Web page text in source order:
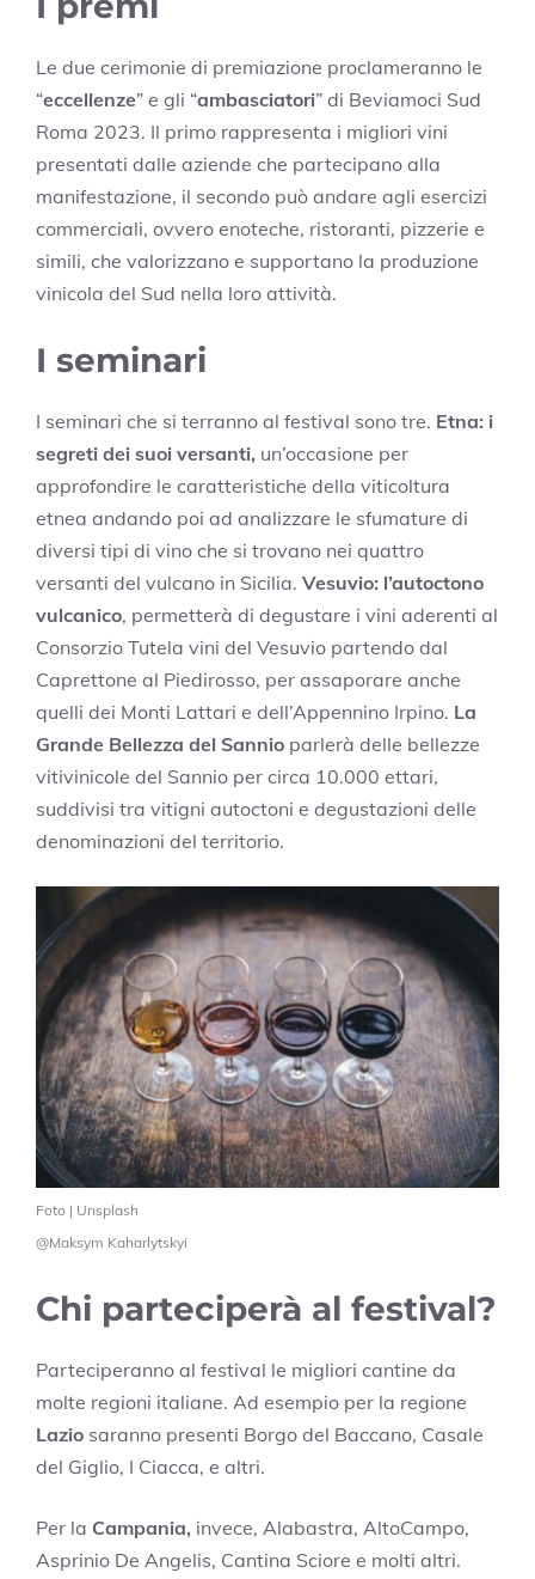
Le due cerimonie di premiazione proclameranno le
“eccellenze” e gli “ambasciatori” di Beviamoci Sud
Roma 2023. Il primo rappresenta i migliori vini
presentati dalle aziende che partecipano alla
manifestazione, il secondo può andare agli esercizi
commerciali, ovvero enoteche, ristoranti, pizzerie e
simili, che valorizzano e supportano la produzione
vinicola del Sud nella loro attività.
I seminari
I seminari che si terranno al festival sono tre. Etna: i
segreti dei suoi versanti, un’occasione per
approfondire le caratteristiche della viticoltura
etnea andando poi ad analizzare le sfumature di
diversi tipi di vino che si trovano nei quattro
versanti del vulcano in Sicilia. Vesuvio: l’autoctono
vulcanico, permetterà di degustare i vini aderenti al
Consorzio Tutela vini del Vesuvio partendo dal
Caprettone al Piedirosso, per assaporare anche
quelli dei Monti Lattari e dell’Appennino Irpino. La
Grande Bellezza del Sannio parlerà delle bellezze
vitivinicole del Sannio per circa 10.000 ettari,
suddivisi tra vitigni autoctoni e degustazioni delle
denominazioni del territorio.
Foto | Unsplash
@Maksym Kaharlytskyi
Chi parteciperà al festival?
Parteciperanno al festival le migliori cantine da
molte regioni italiane. Ad esempio per la regione
Lazio saranno presenti Borgo del Baccano, Casale
del Giglio, I Ciacca, e altri.
Per la Campania, invece, Alabastra, AltoCampo,
Asprinio De Angelis, Cantina Sciore e molti altri.